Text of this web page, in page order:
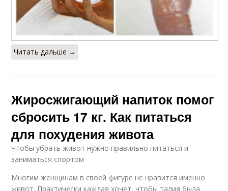
Читать дальше →
Жиросжигающий напиток помог
сбросить 17 кг. Как питаться
для похудения живота
Чтобы убрать живот нужно правильно питаться и
заниматься спортом
Многим женщинам в своей фигуре не нравится именно
живот. Практически каждая хочет, чтобы талия была